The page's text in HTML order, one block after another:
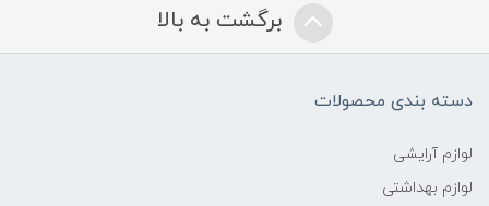
برگشت به بالا
دسته بندی محصولات
لوازم آرایشی
لوازم بهداشتی